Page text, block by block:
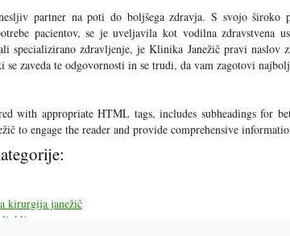
partner na poti do boljšega zdravja. S svojo široko
pacientov, se je uveljavila kot vodilna zdravstvena
specializirano zdravljenje, je Klinika Janežič pravi naslov
zaveda te odgovornosti in se trudi, da vam zagotovi
with appropriate HTML tags, includes subheadings for
to engage the reader and provide comprehensive
kirurgija janežič